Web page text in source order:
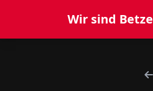
Wir sind Betze